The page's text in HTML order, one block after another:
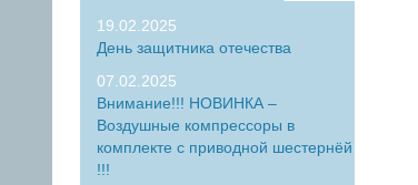
19.02.2025
День защитника отечества
07.02.2025
Внимание!!! НОВИНКА –
Воздушные компрессоры в
комплекте с приводной шестернёй
!!!